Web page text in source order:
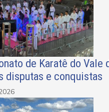
de Karatê do
disputas e conquistas